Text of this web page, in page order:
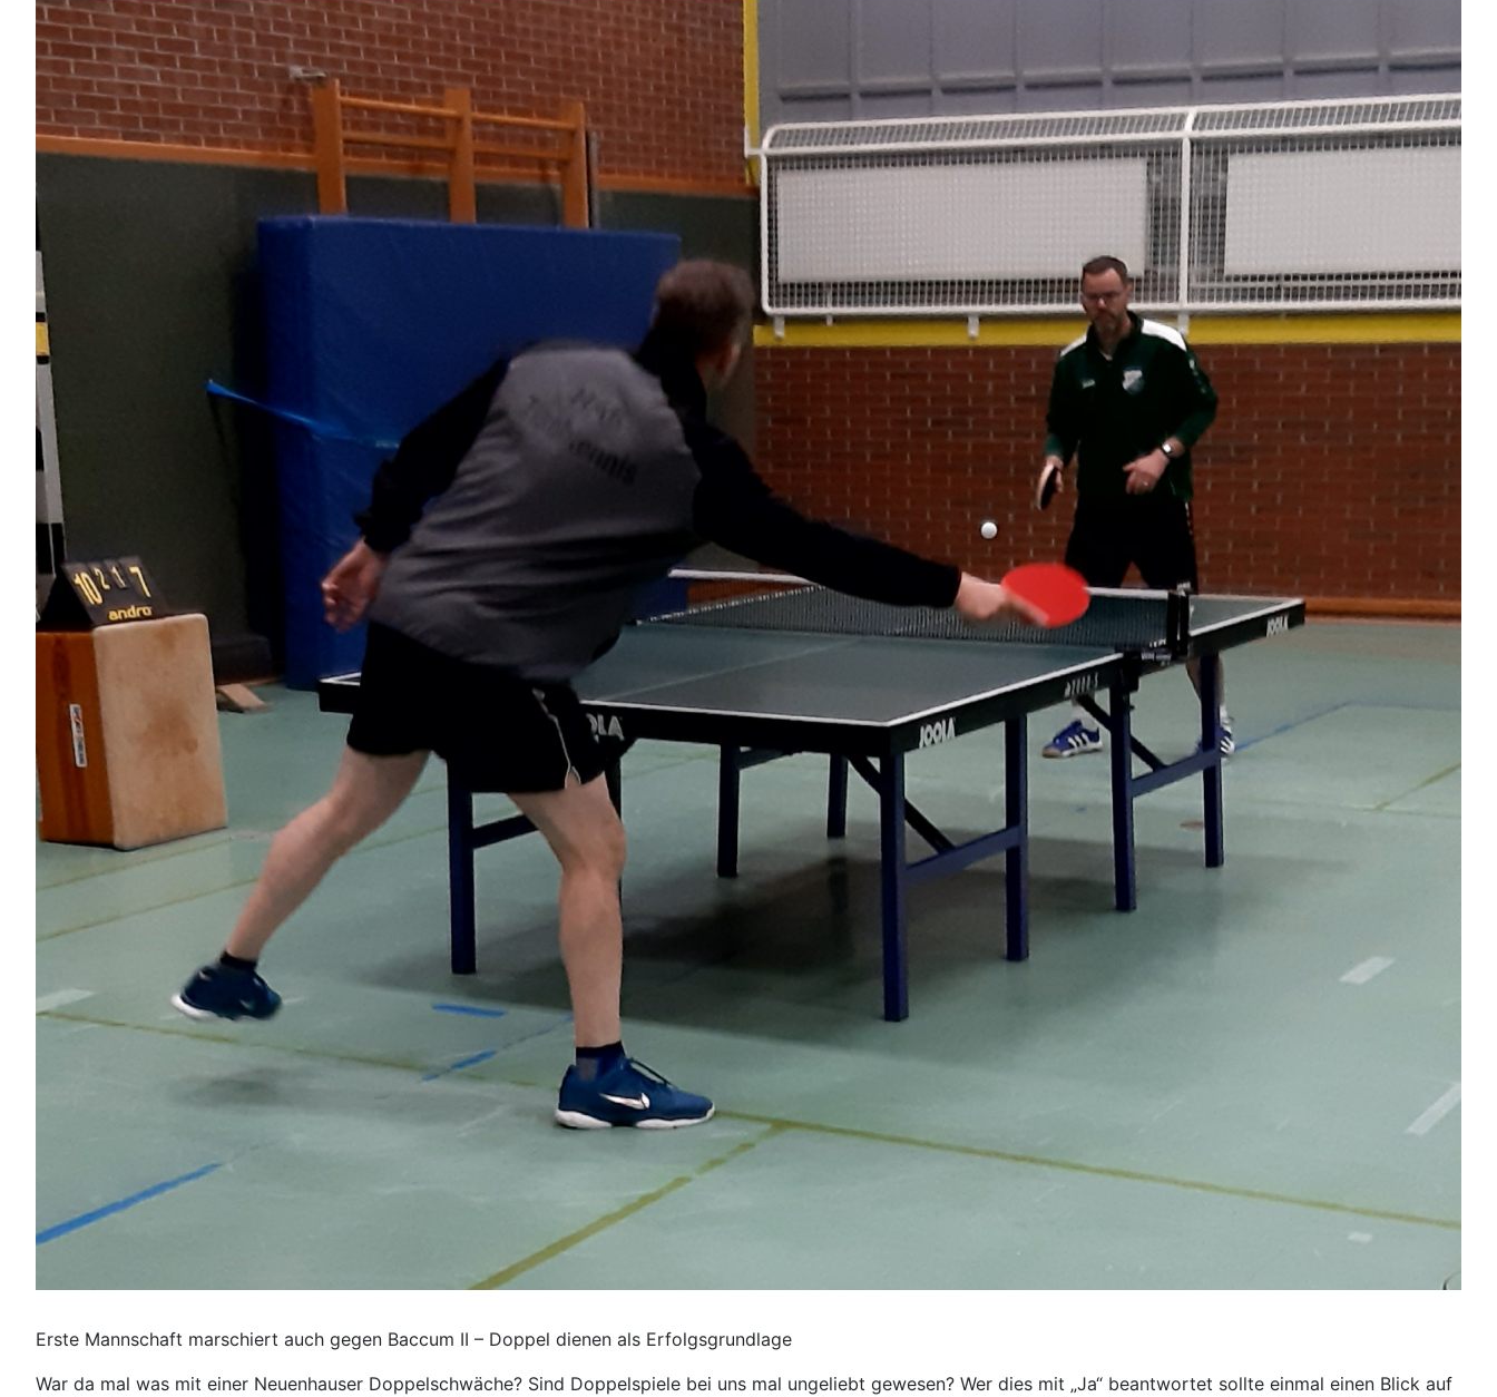
Erste Mannschaft marschiert auch gegen Baccum II – Doppel dienen als Erfolgsgrundlage
War da mal was mit einer Neuenhauser Doppelschwäche? Sind Doppelspiele bei uns mal ungeliebt gewesen? Wer dies mit „Ja“ beantwortet sollte einmal einen Blick auf